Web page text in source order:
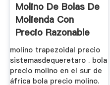
Molino De Bolas De
Molienda Con
Precio Razonable
En China
molino trapezoidal precio
sistemasdequeretaro . bola
precio molino en el sur de
áfrica bola precio molino.